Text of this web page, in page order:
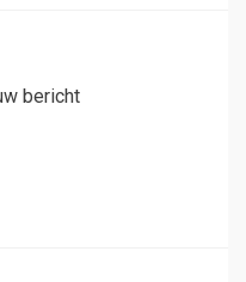
bericht